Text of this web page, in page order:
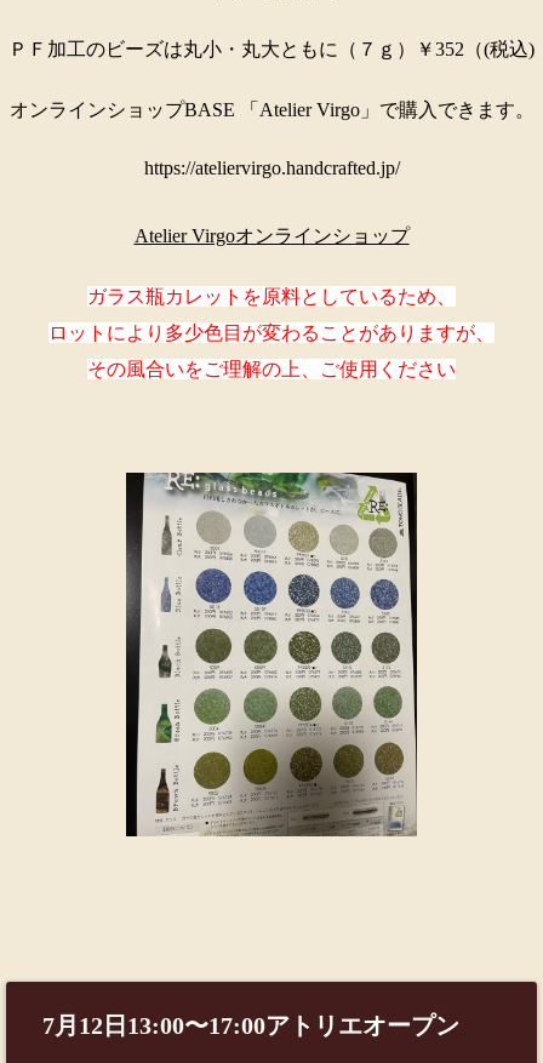
ＰＦ加工のビーズは丸小・丸大ともに（７ｇ）￥352（(税込)
オンラインショップBASE 「Atelier Virgo」で購入できます。
https://ateliervirgo.handcrafted.jp/
Atelier Virgoオンラインショップ
ガラス瓶カレットを原料としているため、
ロットにより多少色目が変わることがありますが、
その風合いをご理解の上、ご使用ください
7月12日13:00〜17:00アトリエオープン